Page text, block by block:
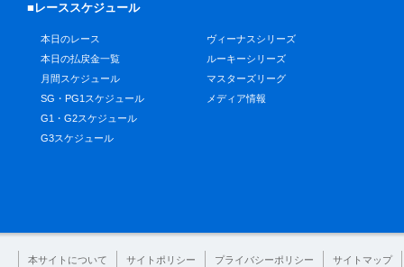
■レーススケジュール
本日のレース
本日の払戻金一覧
月間スケジュール
SG・PG1スケジュール
G1・G2スケジュール
G3スケジュール
ヴィーナスシリーズ
ルーキーシリーズ
マスターズリーグ
メディア情報
本サイトについて サイトポリシー プライバシーポリシー サイトマップ